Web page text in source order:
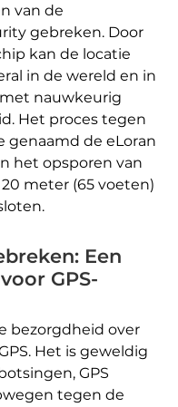
van de
gebreken. Door
kan de locatie
in de wereld en in
nauwkeurig
Het proces tegen
genaamd de eLoran
het opsporen van
meter (65 voeten)
Een
GPS-
bezorgdheid over
Het is geweldig
GPS
tegen de